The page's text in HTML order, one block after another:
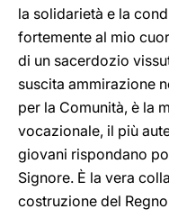
la solidarietà e la
fortemente al mio
di un sacerdozio
suscita ammirazione
per la Comunità, è la
vocazionale, il più
giovani rispondano
Signore. È la vera
costruzione del